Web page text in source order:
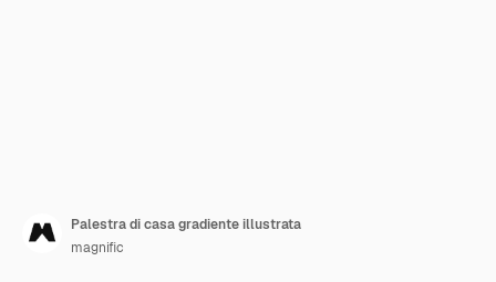
Palestra di casa gradiente illustrata
magnific